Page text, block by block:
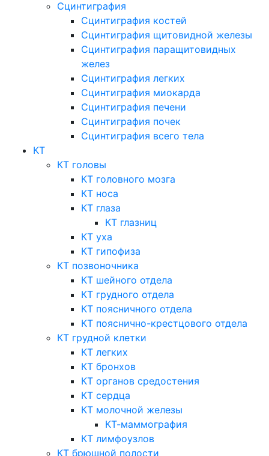
Сцинтиграфия
Сцинтиграфия костей
Сцинтиграфия щитовидной железы
Сцинтиграфия паращитовидных
желез
Сцинтиграфия легких
Сцинтиграфия миокарда
Сцинтиграфия печени
Сцинтиграфия почек
Сцинтиграфия всего тела
КТ
КТ головы
КТ головного мозга
КТ носа
КТ глаза
КТ глазниц
КТ уха
КТ гипофиза
КТ позвоночника
КТ шейного отдела
КТ грудного отдела
КТ поясничного отдела
КТ пояснично-крестцового отдела
КТ грудной клетки
КТ легких
КТ бронхов
КТ органов средостения
КТ сердца
КТ молочной железы
КТ-маммография
КТ лимфоузлов
КТ брюшной полости